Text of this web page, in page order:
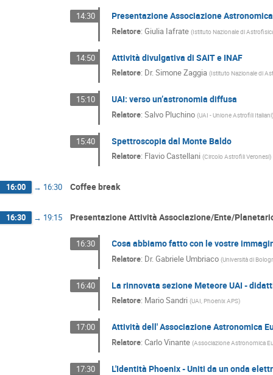
14:30 Presentazione Associazione
Relatore:Giulia Iafrate (Istituto Nazionale di
14:50 Attività divulgativa di SAIT e INAF
Relatore: Dr.Simone Zaggia (Istituto Nazionale di
15:10 UAI: verso un’astronomia diffusa
Relatore:Salvo Pluchino (UAI - Unione Astrofili Italiani
15:40 Spettroscopia dal Monte Baldo
Relatore: Flavio Castellani (Circolo Astrofili Veronesi)
16:00 → 16:30 Coffee break
16:30 → 19:15 Presentazione Attività Associazione/Ente/
16:30 Cosa abbiamo fatto con le vostre
Relatore: Dr.Gabriele Umbriaco (Università di
16:40 La rinnovata sezione Meteore UAI -
Relatore: Mario Sandri (UAI, Phoenix APS)
17:00 Attività dell' Associazione Astronomica
Relatore:Carlo Vinante (Associazione Astronomica
17:30 L'Identità Phoenix - Uniti da un onda